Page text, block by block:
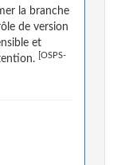
la branche
de version
et
[OSPS-